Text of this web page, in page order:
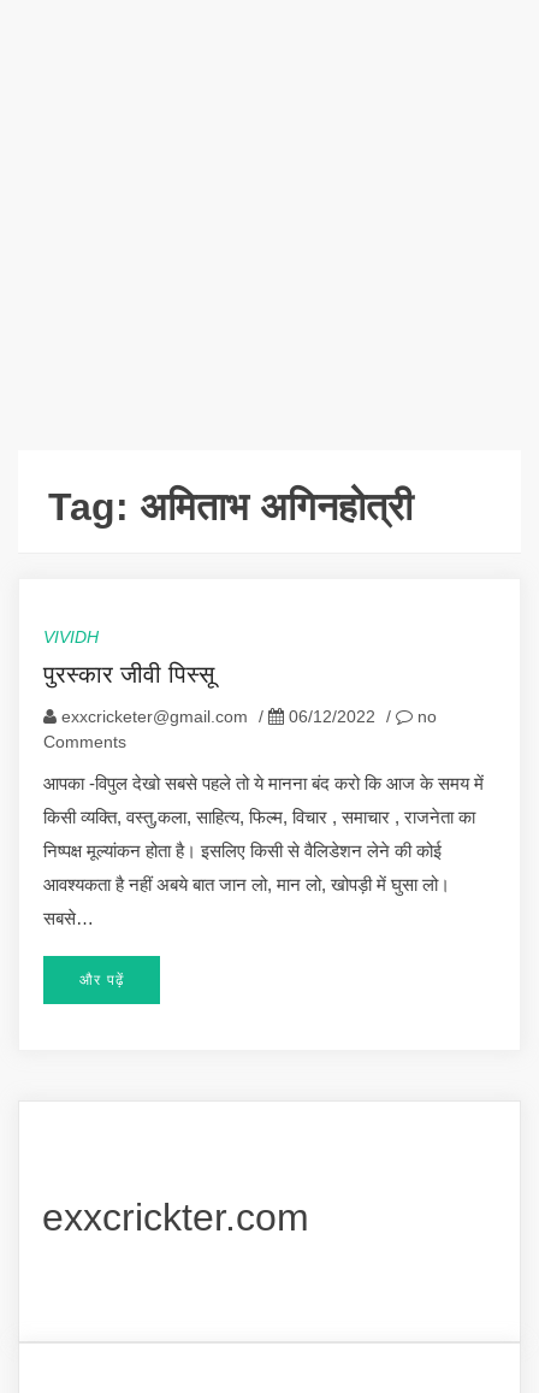
Tag: अमिताभ अगिनहोत्री
VIVIDH
पुरस्कार जीवी पिस्सू
exxcricketer@gmail.com / 06/12/2022 /
no
Comments
आपका -विपुल देखो सबसे पहले तो ये मानना बंद करो कि आज के समय में
किसी व्यक्ति, वस्तु,कला, साहित्य, फिल्म, विचार , समाचार , राजनेता का
निष्पक्ष मूल्यांकन होता है। इसलिए किसी से वैलिडेशन लेने की कोई
आवश्यकता है नहीं अबये बात जान लो, मान लो, खोपड़ी में घुसा लो।
सबसे…
और पढ़ें
exxcrickter.com